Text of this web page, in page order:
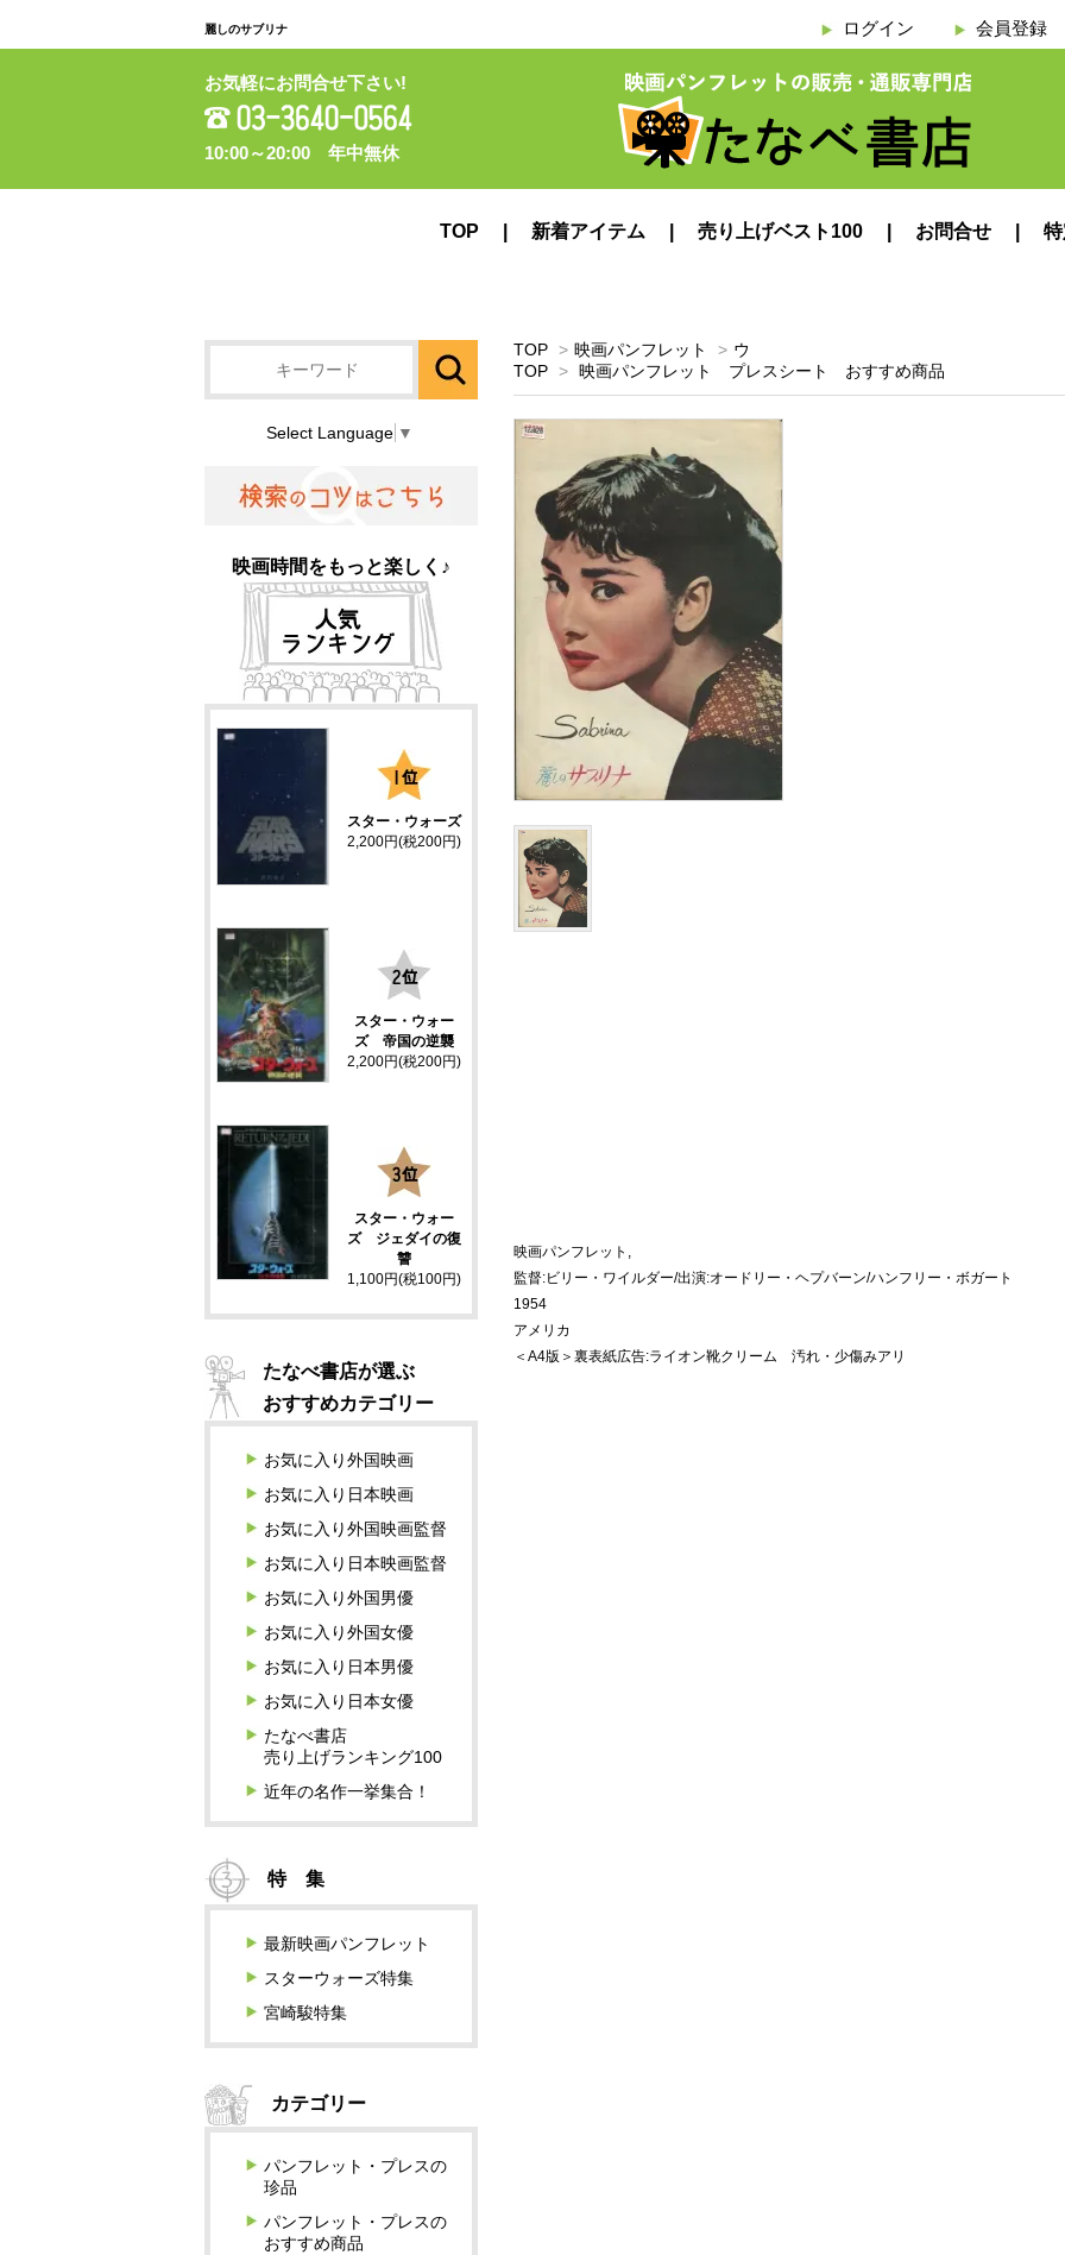
麗しのサブリナ ログイン 会員登録
お気軽にお問合せ下さい!
10:00～20:00 年中無休
TOP 新着アイテム 売り上げベスト100 お問合せ
TOP > 映画パンフレット > ウ
TOP > 映画パンフレット プレスシート おすすめ商品
映画パンフレット,
監督:ビリー・ワイルダー/出演:オードリー・ヘプバーン/ハンフリー・ボガート
1954
アメリカ
＜A4版＞裏表紙広告:ライオン靴クリーム 汚れ・少傷みアリ
Select Language ▼
映画時間をもっと楽しく♪
スター・ウォーズ
2,200円(税200円)
スター・ウォー
ズ 帝国の逆襲
2,200円(税200円)
スター・ウォー
ズ ジェダイの復
讐
1,100円(税100円)
たなべ書店が選ぶ
おすすめカテゴリー
お気に入り外国映画
お気に入り日本映画
お気に入り外国映画監督
お気に入り日本映画監督
お気に入り外国男優
お気に入り外国女優
お気に入り日本男優
お気に入り日本女優
たなべ書店
売り上げランキング100
近年の名作一挙集合！
特 集
最新映画パンフレット
スターウォーズ特集
宮崎駿特集
カテゴリー
パンフレット・プレスの
珍品
パンフレット・プレスの
おすすめ商品